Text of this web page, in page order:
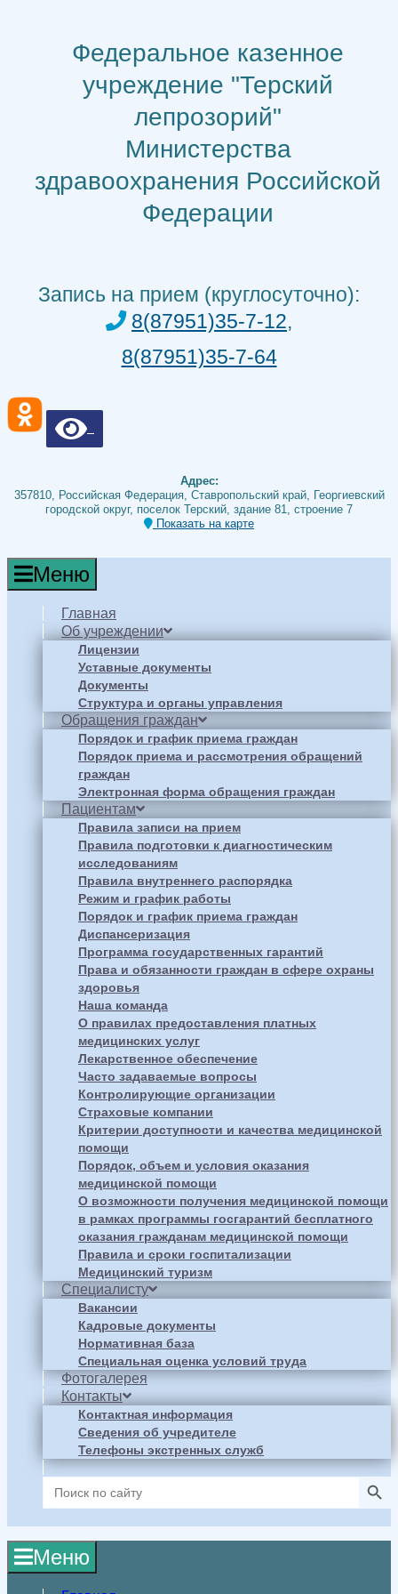
содержимомуФедеральное казенное
учреждение "Терский
лепрозорий"
Министерства
здравоохранения Российской
Федерации
Запись на прием (круглосуточно):
8(87951)35-7-12,
8(87951)35-7-64
Адрес:
357810, Российская Федерация, Ставропольский край, Георгиевский
городской округ, поселок Терский, здание 81, строение 7
Показать на карте
Меню
Главная
Об учреждении
Лицензии
Уставные документы
Документы
Структура и органы управления
Обращения граждан
Порядок и график приема граждан
Порядок приема и рассмотрения обращений
граждан
Электронная форма обращения граждан
Пациентам
Правила записи на прием
Правила подготовки к диагностическим
исследованиям
Правила внутреннего распорядка
Режим и график работы
Порядок и график приема граждан
Диспансеризация
Программа государственных гарантий
Права и обязанности граждан в сфере охраны
здоровья
Наша команда
О правилах предоставления платных
медицинских услуг
Лекарственное обеспечение
Часто задаваемые вопросы
Контролирующие организации
Страховые компании
Критерии доступности и качества медицинской
помощи
Порядок, объем и условия оказания
медицинской помощи
О возможности получения медицинской помощи
в рамках программы госгарантий бесплатного
оказания гражданам медицинской помощи
Правила и сроки госпитализации
Медицинский туризм
Специалисту
Вакансии
Кадровые документы
Нормативная база
Специальная оценка условий труда
Фотогалерея
Контакты
Контактная информация
Сведения об учредителе
Телефоны экстренных служб
for:
Search Button
Меню